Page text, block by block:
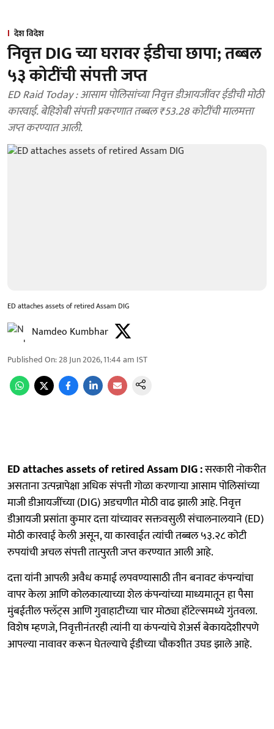
देश विदेश
निवृत्त DIG च्या घरावर ईडीचा छापा; तब्बल
५३ कोटींची संपत्ती जप्त
ED Raid Today : आसाम पोलिसांच्या निवृत्त डीआयजींवर ईडीची मोठी
कारवाई. बेहिशेबी संपत्ती प्रकरणात तब्बल ₹53.28 कोटींची मालमत्ता
जप्त करण्यात आली.
ED attaches assets of retired Assam DIG
Namdeo Kumbhar
Published On:28 Jun 2026, 11:44 am IST
ED attaches assets of retired Assam DIG :सरकारी नोकरीत
असताना उत्पन्नापेक्षा अधिक संपत्ती गोळा करणाऱ्या आसाम पोलिसांच्या
माजी डीआयजींच्या (DIG) अडचणीत मोठी वाढ झाली आहे. निवृत्त
डीआयजी प्रसांता कुमार दत्ता यांच्यावर सक्तवसुली संचालनालयाने (ED)
मोठी कारवाई केली असून, या कारवाईत त्यांची तब्बल ५३.२८ कोटी
रुपयांची अचल संपत्ती तात्पुरती जप्त करण्यात आली आहे.
दत्ता यांनी आपली अवैध कमाई लपवण्यासाठी तीन बनावट कंपन्यांचा
वापर केला आणि कोलकात्याच्या शेल कंपन्यांच्या माध्यमातून हा पैसा
मुंबईतील फ्लॅट्स आणि गुवाहाटीच्या चार मोठ्या हॉटेल्समध्ये गुंतवला.
विशेष म्हणजे, निवृत्तीनंतरही त्यांनी या कंपन्यांचे शेअर्स बेकायदेशीरपणे
आपल्या नावावर करून घेतल्याचे ईडीच्या चौकशीत उघड झाले आहे.